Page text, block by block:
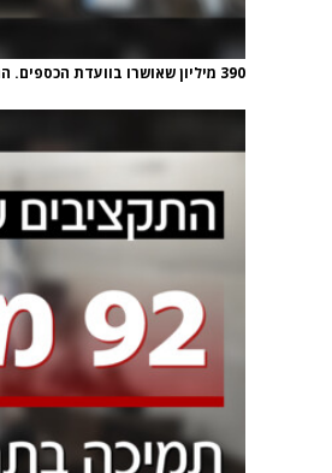
390 מיליון שאושרו בוועדת הכספים. הרוב הולך לחרדים